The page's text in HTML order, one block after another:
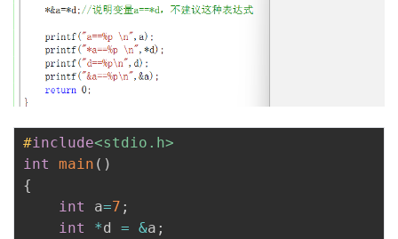
#include<stdio.h>
int
main ( )
{
int
a=7 ;
int
*d = &a ;